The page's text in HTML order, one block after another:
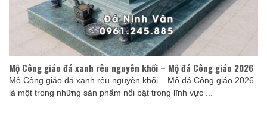
Mộ Công giáo đá xanh rêu nguyên khối – Mộ đá Công giáo 2026
Mộ Công giáo đá xanh rêu nguyên khối – Mộ đá Công giáo 2026
là một trong những sản phẩm nổi bật trong lĩnh vực ...